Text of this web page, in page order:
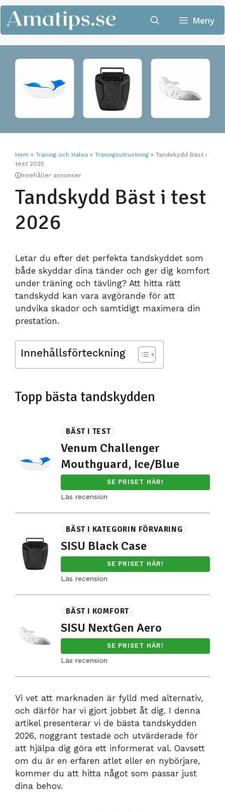
Hoppa
till
innehåll
Meny
Hem » Träning och Hälsa » Träningsutrustning » Tandskydd Bäst i
test 2025
Innehåller annonser
Tandskydd Bäst i test
2026
Letar du efter det perfekta tandskyddet som
både skyddar dina tänder och ger dig komfort
under träning och tävling? Att hitta rätt
tandskydd kan vara avgörande för att
undvika skador och samtidigt maximera din
prestation.
Innehållsförteckning
Topp bästa tandskydden
BÄST I TEST
Venum Challenger
Mouthguard, Ice/Blue
SE PRISET HÄR!
Läs recension
BÄST I KATEGORIN FÖRVARING
SISU Black Case
SE PRISET HÄR!
Läs recension
BÄST I KOMFORT
SISU NextGen Aero
SE PRISET HÄR!
Läs recension
Vi vet att marknaden är fylld med alternativ,
och därför har vi gjort jobbet åt dig. I denna
artikel presenterar vi de bästa tandskydden
2026, noggrant testade och utvärderade för
att hjälpa dig göra ett informerat val. Oavsett
om du är en erfaren atlet eller en nybörjare,
kommer du att hitta något som passar just
dina behov.